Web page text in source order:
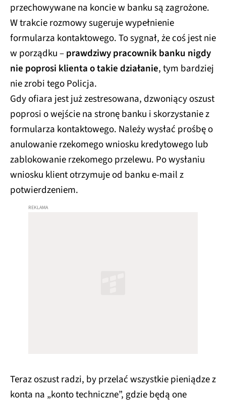
przechowywane na koncie w banku są zagrożone.
W trakcie rozmowy sugeruje wypełnienie
formularza kontaktowego. To sygnał, że coś jest nie
w porządku –prawdziwy pracownik banku nigdy
nie poprosi klienta o takie działanie, tym bardziej
nie zrobi tego Policja.
Gdy ofiara jest już zestresowana, dzwoniący oszust
poprosi o wejście na stronę banku i skorzystanie z
formularza kontaktowego. Należy wysłać prośbę o
anulowanie rzekomego wniosku kredytowego lub
zablokowanie rzekomego przelewu. Po wysłaniu
wniosku klient otrzymuje od banku e-mail z
potwierdzeniem.
Teraz oszust radzi, by przelać wszystkie pieniądze z
konta na „konto techniczne”, gdzie będą one